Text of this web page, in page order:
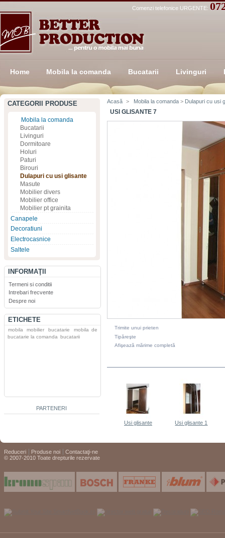
Comenzi telefonice URGENTE:
Home Mobila la comanda Bucatarii Livinguri
CATEGORII PRODUSE
Mobila la comanda
Bucatarii
Livinguri
Dormitoare
Holuri
Paturi
Birouri
Dulapuri cu usi glisante
Masute
Mobilier divers
Mobilier office
Mobilier pt grainita
Canapele
Decoratiuni
Electrocasnice
Saltele
INFORMAŢII
Termeni si conditii
Intrebari frecvente
Despre noi
ETICHETE
mobila mobilier bucatarie
mobila de
bucatarie la comanda bucatarii
PARTENERI
Acasă > Mobila la comanda > Dulapuri cu usi
USI GLISANTE 7
Trimite unui prieten
Tipăreşte
Afişează mărime completă
Usi glisante Usi glisante 1
Reduceri Produse noi
Contactaţi-ne
© 2007-2010 Toate drepturile rezervate